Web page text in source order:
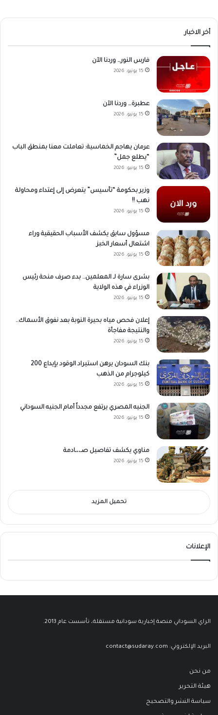
أخر الاخبار
فارس النور… وردنا الآن
15 يونيو، 2026
عطبرة… وردنا الآن
15 يونيو، 2026
عرمان يهاجم الخماسية: تعاملت معنا بمنطق الباب
“يطلع جمل”
15 يونيو، 2026
وزير بحكومة “تأسيس” يتعرض إلى إعتداء ومحاولة
نهب !!
15 يونيو، 2026
مسؤول سابق يكشف الأسباب الحقيقية وراء
اشتعال أسعار الخبز
15 يونيو، 2026
بشرى سارة لـ المعلمين.. بدء صرف منحة رئيس
الوزراء في هذه الولاية
15 يونيو، 2026
إعلان فحص مياه بحيرة النوبة بعد نفوق الأسماك..
والنتيجة مفاجأة
15 يونيو، 2026
بنك السودان يرهن استيراد الوقود بإيداع 200
كيلوجرام من الذهب
15 يونيو، 2026
الجنيه المصري يرتفع مجدداً أمام الجنيه السوداني
15 يونيو، 2026
مناوي يكشف تفاصيل صـ،،ـادمة
15 يونيو، 2026
تحميل المزيد
الإعلانات
الراي السوداني منصة إخبارية سودانية مستقلة، تأسست عام 2013.
البريد الإلكتروني: contact@sudaray.com
من نحن
هيئة التحرير
سياسة النشر والتصحيح